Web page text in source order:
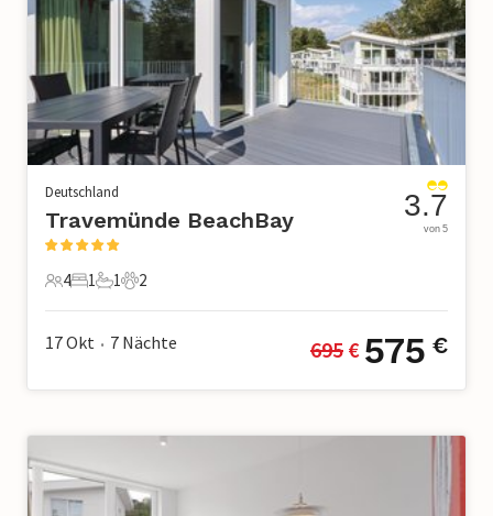
Deutschland
Travemünde BeachBay
4 Gäste
4
1 Schlafzimmer
1
1 Badezimmer
1
2 Haustiere
2
3.7
von 5
17 Okt • 7 Nächte 695 € 575 €